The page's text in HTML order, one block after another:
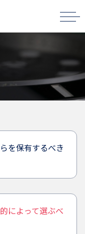
を保有するべき
によって選ぶべ